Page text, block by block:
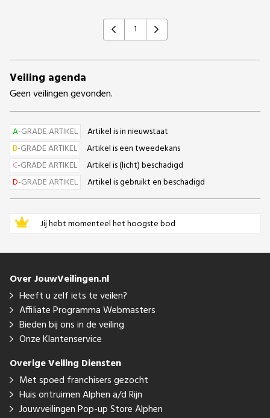
Previous
1 Next
Veiling agenda
Geen veilingen gevonden.
A-GRADE ARTIKEL
Artikel is in nieuwstaat
B-GRADE ARTIKEL
Artikel is een tweedekans
C-GRADE ARTIKEL
Artikel is (licht) beschadigd
D-GRADE ARTIKEL Artikel is gebruikt en beschadigd
Jij hebt momenteel het hoogste bod
Over JouwVeilingen.nl
Heeft u zelf iets te veilen?
Affiliate Programma Webmasters
Bieden bij ons in de veiling
Onze Klantenservice
Overige Veiling Diensten
Met spoed franchisers gezocht
Huis ontruimen Alphen a/d Rijn
Jouwveilingen Pop-up Store Alphen